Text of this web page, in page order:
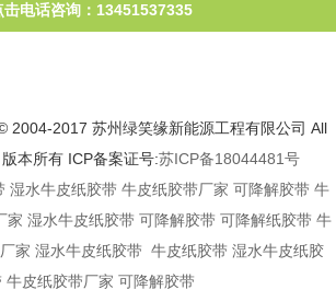
击电话咨询：13451537335
2004-2017 苏州绿笑缘新能源工程有限公司 All
本所有 ICP备案证号:苏ICP备18044481号
湿水牛皮纸胶带 牛皮纸胶带厂家 可降解胶带 牛
家 湿水牛皮纸胶带 可降解胶带 可降解纸胶带 牛
家 湿水牛皮纸胶带 牛皮纸胶带 湿水牛皮纸胶
牛皮纸胶带厂家 可降解胶带